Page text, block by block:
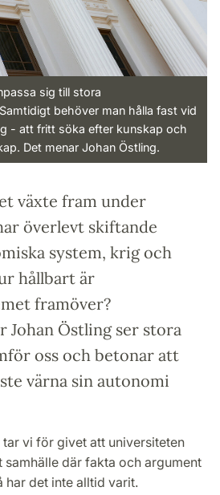
sig till stora
behöver man hålla fast vid
- att fritt söka efter kunskap och
Det menar Johan Östling.
växte fram under
överlevt skiftande
system, krig och
hållbart är
framöver?
Johan Östling ser stora
oss och betonar att
värna sin autonomi
vi för givet att universiteten
där fakta och argument
har det inte alltid varit.